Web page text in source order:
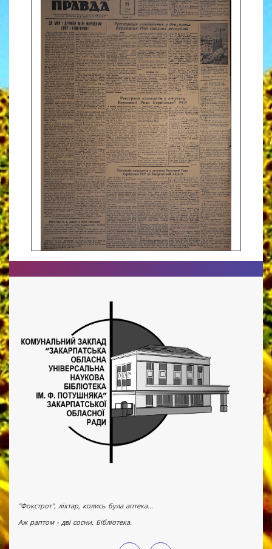
"Фокстрот", ліхтар, колись була аптека...
Аж раптом - дві сосни. Бібліотека.